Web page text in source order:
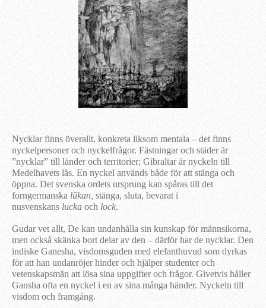
Nycklar finns överallt, konkreta liksom mentala – det finns
nyckelpersoner och nyckelfrågor. Fästningar och städer är
”nycklar” till länder och territorier; Gibraltar är nyckeln till
Medelhavets lås. En nyckel används både för att stänga och
öppna. Det svenska ordets ursprung kan spåras till det
forngermanska lūkan, stänga, sluta, bevarat i
nusvenskans lucka och lock.
Gudar vet allt, De kan undanhålla sin kunskap för männsikorna,
men också skänka bort delar av den – därför har de nycklar. Den
indiske Ganesha, visdomsguden med elefanthuvud som dyrkas
för att han undanröjer hinder och hjälper studenter och
vetenskapsmän att lösa sina uppgifter och frågor. Givetvis håller
Gansha ofta en nyckel i en av sina många händer. Nyckeln till
visdom och framgång.